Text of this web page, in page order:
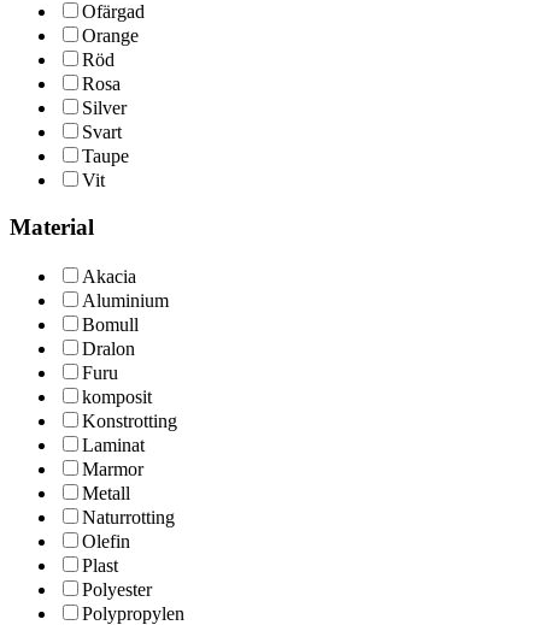
Ofärgad
Orange
Röd
Rosa
Silver
Svart
Taupe
Vit
Material
Akacia
Aluminium
Bomull
Dralon
Furu
komposit
Konstrotting
Laminat
Marmor
Metall
Naturrotting
Olefin
Plast
Polyester
Polypropylen